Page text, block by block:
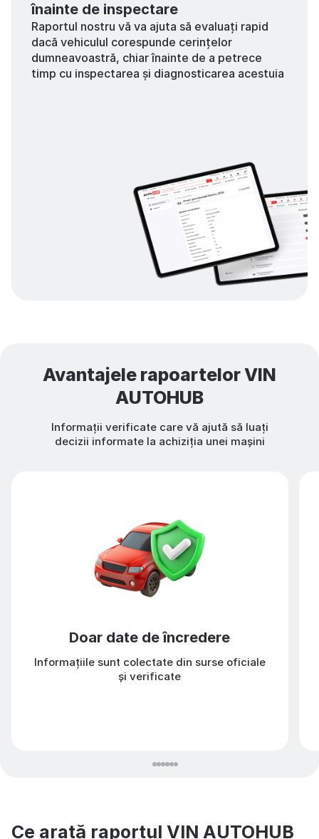
înainte de inspectare
Raportul nostru vă va ajuta să evaluați rapid
dacă vehiculul corespunde cerințelor
dumneavoastră, chiar înainte de a petrece
timp cu inspectarea și diagnosticarea acestuia
Avantajele rapoartelor VIN
AUTOHUB
Informații verificate care vă ajută să luați
decizii informate la achiziția unei mașini
Doar date de încredere
Informațiile sunt colectate din surse oficiale
și verificate
Ce arată raportul VIN AUTOHUB